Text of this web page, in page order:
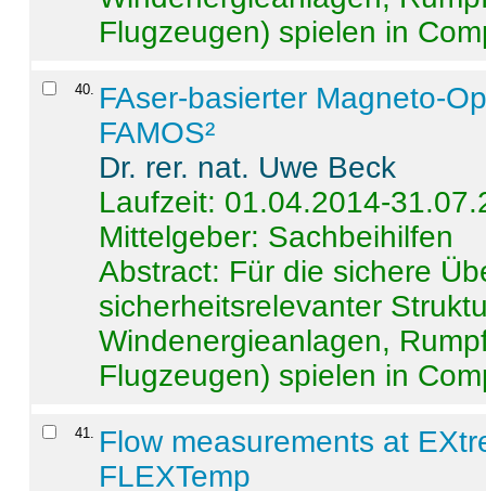
Flugzeugen) spielen in
40. FAser-basierter Magneto-
FAMOS²
Dr. rer. nat. Uwe Beck
Laufzeit: 01.04.2014-
Mittelgeber: Sachbeihilfen
Abstract: Für die sichere
sicherheitsrelevanter
Windenergieanlagen,
Flugzeugen) spielen in
41. Flow measurements at
FLEXTemp